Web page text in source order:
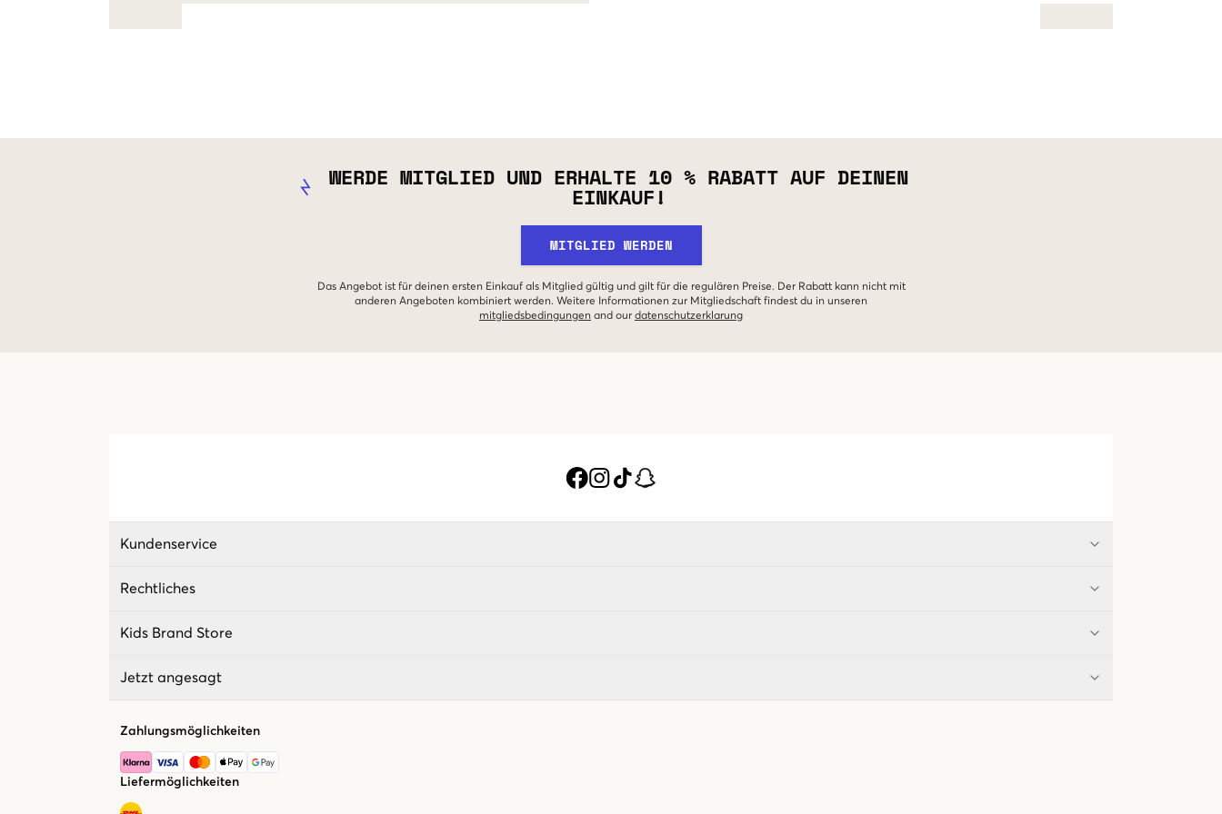
WERDE MITGLIED UND ERHALTE 10 % RABATT AUF DEINEN
EINKAUF!
MITGLIED WERDEN
Das Angebot ist für deinen ersten Einkauf als Mitglied gültig und gilt für die regulären Preise. Der Rabatt kann nicht mit
anderen Angeboten kombiniert werden. Weitere Informationen zur Mitgliedschaft findest du in unseren
mitgliedsbedingungen and our datenschutzerklarung
Kundenservice
Rechtliches
Kids Brand Store
Jetzt angesagt
Zahlungsmöglichkeiten
Liefermöglichkeiten